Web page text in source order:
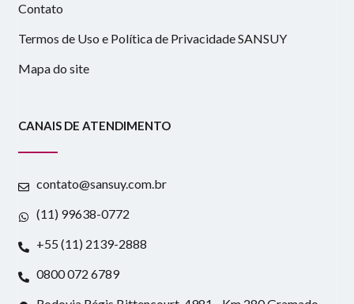
Contato
Termos de Uso e Política de Privacidade SANSUY
Mapa do site
CANAIS DE ATENDIMENTO
contato@sansuy.com.br
(11) 99638-0772
+55 (11) 2139-2888
0800 072 6789